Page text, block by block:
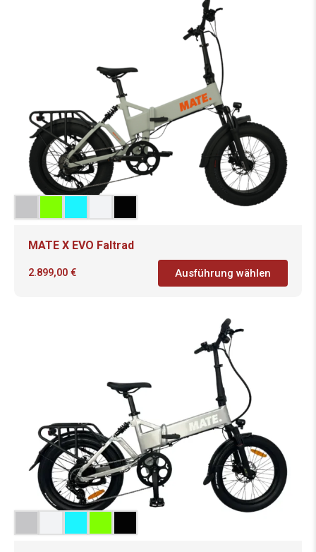
MATE X EVO Faltrad
2.899,00 € Ausführung wählen